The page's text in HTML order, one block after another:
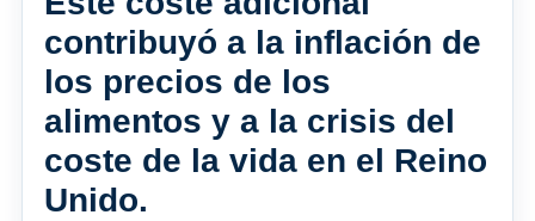
contribuyó a la inflación de
los precios de los
alimentos y a la crisis del
coste de la vida en el Reino
Unido.